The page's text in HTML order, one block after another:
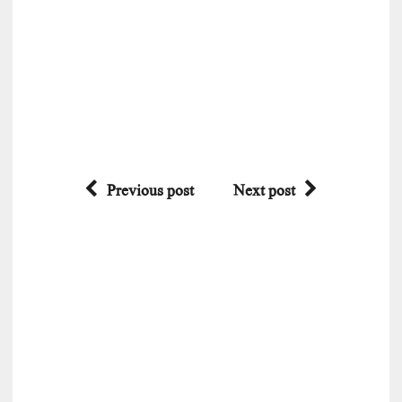
Previous post Next post